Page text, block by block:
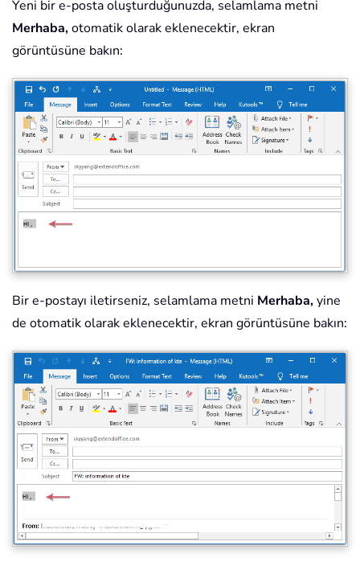
Yeni bir e-posta oluşturduğunuzda, selamlama metni
Merhaba,otomatik olarak eklenecektir, ekran
görüntüsüne bakın:
Bir e-postayı iletirseniz, selamlama metni Merhaba,yine
de otomatik olarak eklenecektir, ekran görüntüsüne bakın: